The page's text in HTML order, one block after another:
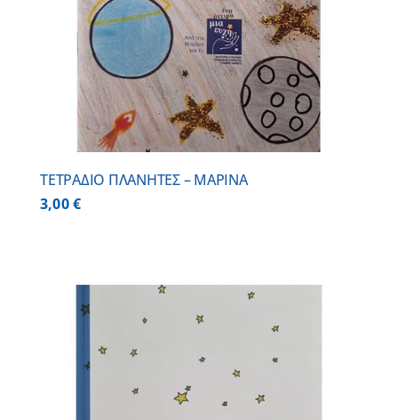
ΤΕΤΡΑΔΙΟ ΠΛΑΝΗΤΕΣ – ΜΑΡΙΝΑ
3,00€